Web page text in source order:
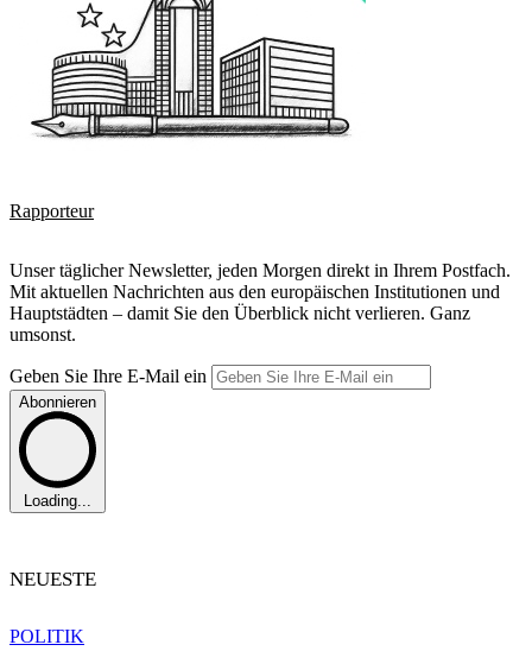
Rapporteur
Unser täglicher Newsletter, jeden Morgen direkt in Ihrem Postfach.
Mit aktuellen Nachrichten aus den europäischen Institutionen und
Hauptstädten – damit Sie den Überblick nicht verlieren. Ganz
umsonst.
Geben Sie Ihre E-Mail ein
Abonnieren
Loading...
NEUESTE
POLITIK